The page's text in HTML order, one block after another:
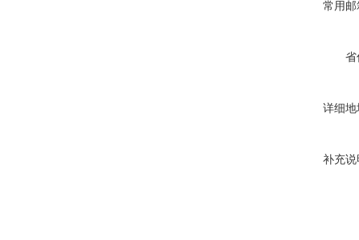
常用
省
详细
补充